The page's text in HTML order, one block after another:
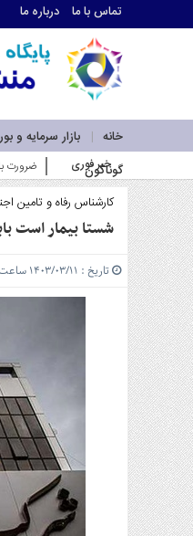
تماس با ما درباره ما
خانه بازار سرمایه و
گوناگون
ما
درباره
سرویس
ها
خانه
بازار
سرمایه
و
بورس
مسکن
و
شهری
نفت،
گاز
و
پتروشیمی
صنعت
و
خودرو
خبر فوری وزیر
کارشناس رفاه و تامین
شستا بیمار است
تاریخ : ۱۴۰۳/۰۳/۱۱ ساعت : ۰۶:۲۵:۰۵